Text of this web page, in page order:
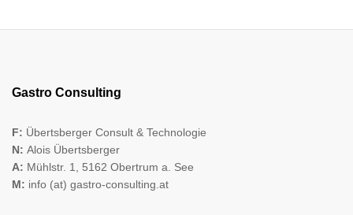
Gastro Consulting
F: Übertsberger Consult & Technologie
N: Alois Übertsberger
A: Mühlstr. 1, 5162 Obertrum a. See
M: info (at) gastro-consulting.at